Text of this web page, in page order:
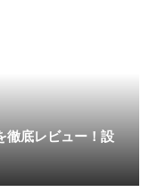
徹底レビュー！設